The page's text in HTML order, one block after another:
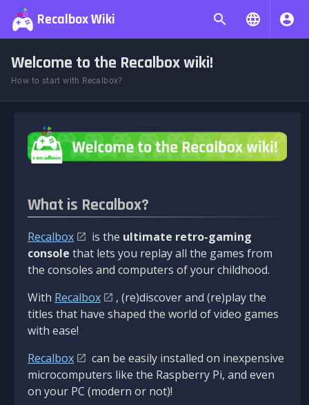
Recalbox Wiki
Welcome to the Recalbox wiki!
How to start with Recalbox?
What is Recalbox?
Recalbox is the ultimate retro-gaming
console that lets you replay all the games from
the consoles and computers of your childhood.
With Recalbox
, (re)discover and (re)play the
titles that have shaped the world of video games
with ease!
Recalbox
can be easily installed on inexpensive
microcomputers like the Raspberry Pi, and even
on your PC (modern or not)!